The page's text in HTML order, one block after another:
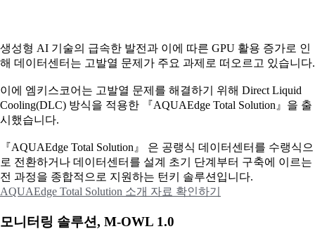
생성형 AI 기술의 급속한 발전과 이에 따른 GPU 활용 증가로 인
해 데이터센터는 고발열 문제가 주요 과제로 떠오르고 있습니다.
이에 엠키스코어는 고발열 문제를 해결하기 위해 Direct Liquid
Cooling(DLC) 방식을 적용한 『AQUAEdge Total Solution』을 출
시했습니다.
『AQUAEdge Total Solution』 은 공랭식 데이터센터를 수랭식으
로 전환하거나 데이터센터를 설계 초기 단계부터 구축에 이르는
전 과정을 종합적으로 지원하는 턴키 솔루션입니다.
AQUAEdge Total Solution 소개 자료 확인하기
모니터링 솔루션, M-OWL 1.0